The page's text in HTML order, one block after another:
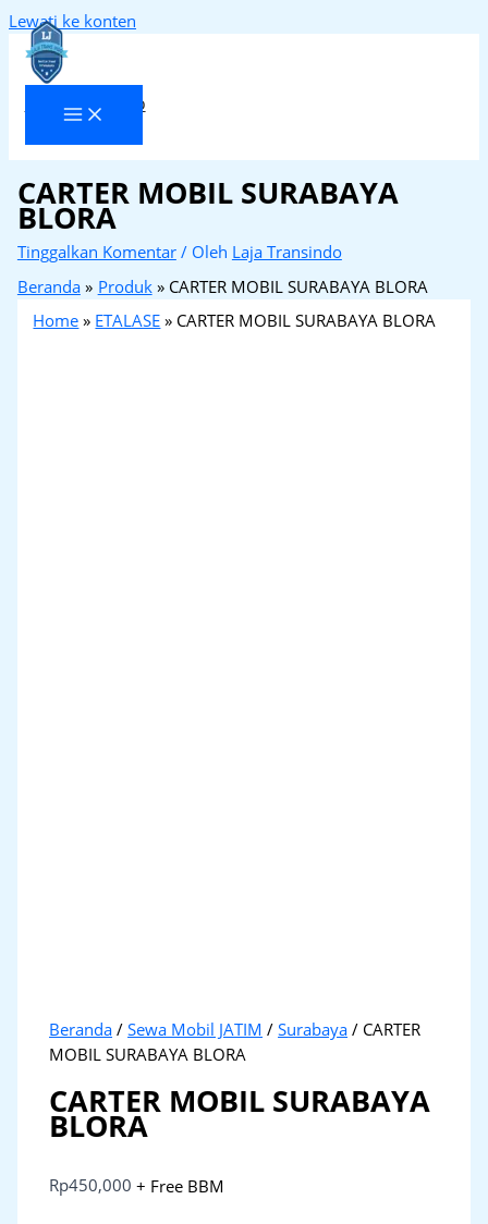
Lewati ke konten
Laja Transindo
CARTER MOBIL SURABAYA
BLORA
Tinggalkan Komentar / Oleh Laja Transindo
Beranda
Produk
CARTER MOBIL SURABAYA BLORA
Home » ETALASE » CARTER MOBIL SURABAYA BLORA
Beranda /Sewa Mobil JATIM /Surabaya / CARTER
MOBIL SURABAYA BLORA
CARTER MOBIL SURABAYA
BLORA
Rp450,000 + Free BBM